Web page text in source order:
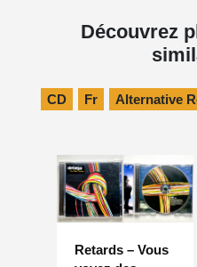
Découvrez
CD Fr Alternative
Retards – Vous